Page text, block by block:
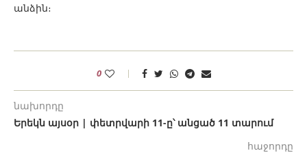
անձին։
0
նախորդը
Երեկն այսօր | փետրվարի 11-ը՝ անցած 11 տարում
հաջորդը